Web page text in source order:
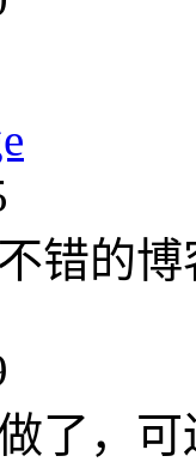
错的
了，